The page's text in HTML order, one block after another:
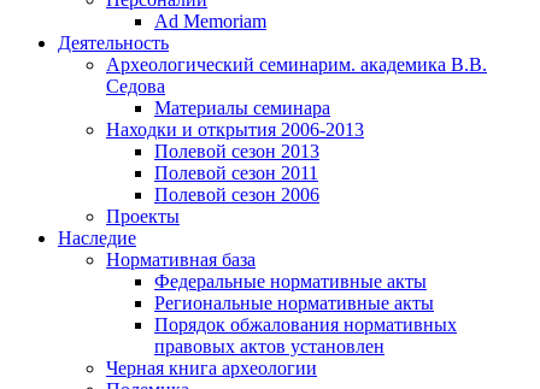
Ad Memoriam
Деятельность
Археологический семинарим. академика В.В.
Седова
Материалы семинара
Находки и открытия 2006-2013
Полевой сезон 2013
Полевой сезон 2011
Полевой сезон 2006
Проекты
Наследие
Нормативная база
Федеральные нормативные акты
Региональные нормативные акты
Порядок обжалования нормативных
правовых актов установлен
Черная книга археологии